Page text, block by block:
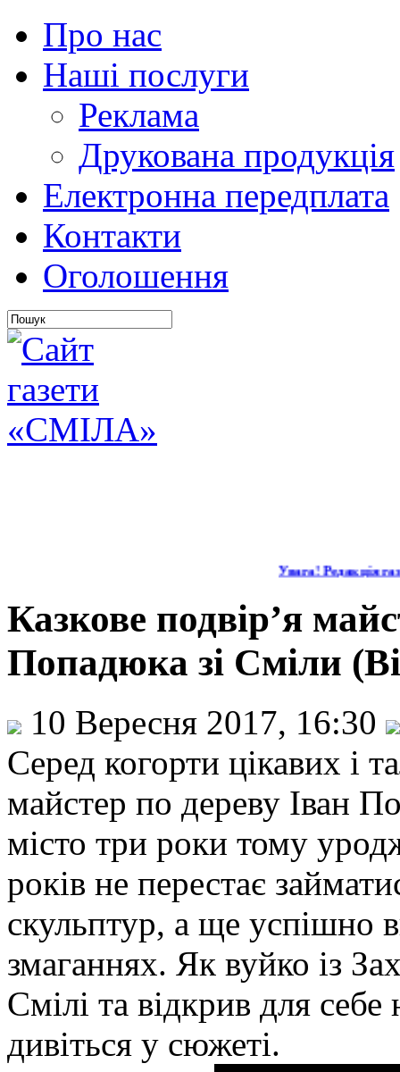
Про нас
Наші послуги
Реклама
Друкована продукція
Електронна передплата
Контакти
Оголошення
Увага! Редакція
Казкове подвір’я
Попадюка зі Сміли
10 Вересня 2017, 16:30
Серед когорти цікавих і
майстер по дереву Іван
місто три роки тому
років не перестає
скульптур, а ще успішно
змаганнях. Як вуйко із
Смілі та відкрив для
дивіться у сюжеті.